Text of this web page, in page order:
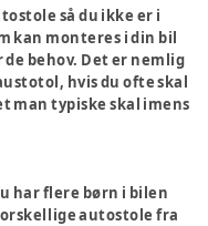
så du ikke er i
kan monteres i din bil
behov. Det er nemlig
hvis du ofte skal
man typiske skal imens
har flere børn i bilen
autostole fra